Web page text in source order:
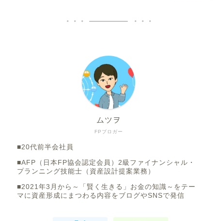
FPブロガー
ムツヲ
■20代前半会社員
■AFP（日本FP協会認定会員）2級ファイナンシャル・
プランニング技能士（資産設計提案業務）
■2021年3月から～「賢く生きる」お金の知識～をテー
マに資産形成にまつわる内容をブログやSNSで発信